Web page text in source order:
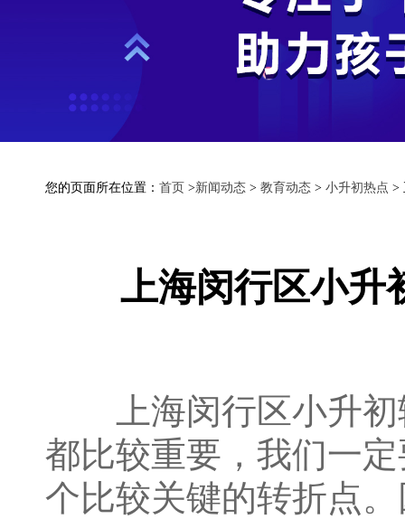
您的页面所在位置： 首页 >新闻动态 > 教育动态 > 小升初热点 >
上海闵行区小升
上海闵行区小升初
都比较重要，我们一
个比较关键的转折点